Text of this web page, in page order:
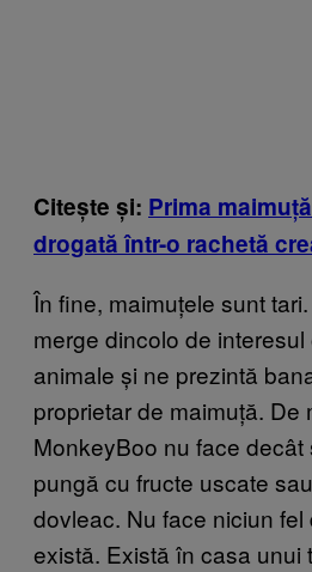
Citește și: Prima
drogată într-o rachetă
În fine, maimuțele sunt
merge dincolo de
animale și ne prezintă
proprietar de maimuță. De
MonkeyBoo nu face
pungă cu fructe uscate
dovleac. Nu face niciun
există. Există în casa unui